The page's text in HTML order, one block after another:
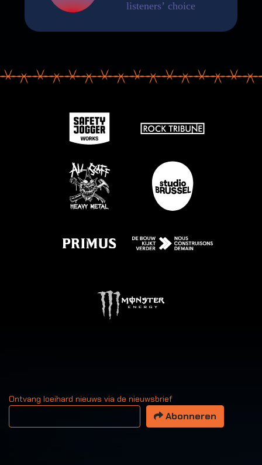
Ontvang loeihard nieuws via de nieuwsbrief
Uw email adres
Abonneren